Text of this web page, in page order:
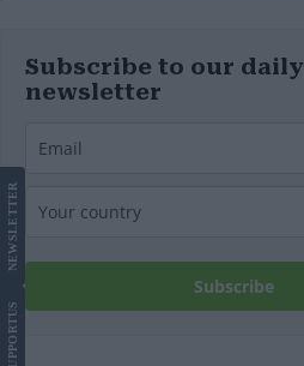
Subscribe to our daily
newsletter
Subscribe
SUPPORT
US
NEWS
LETTER